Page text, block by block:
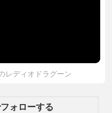
レディオドラグーン
ォローする